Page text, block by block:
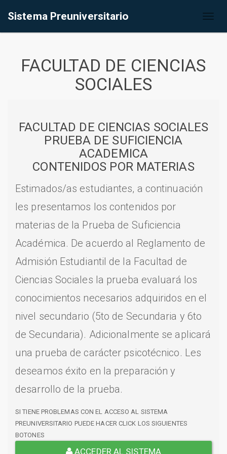
Sistema Preuniversitario
FACULTAD DE CIENCIAS
SOCIALES
FACULTAD DE CIENCIAS SOCIALES
PRUEBA DE SUFICIENCIA
ACADEMICA
CONTENIDOS POR MATERIAS
Estimados/as estudiantes, a continuación
les presentamos los contenidos por
materias de la Prueba de Suficiencia
Académica. De acuerdo al Reglamento de
Admisión Estudiantil de la Facultad de
Ciencias Sociales la prueba evaluará los
conocimientos necesarios adquiridos en el
nivel secundario (5to de Secundaria y 6to
de Secundaria). Adicionalmente se aplicará
una prueba de carácter psicotécnico. Les
deseamos éxito en la preparación y
desarrollo de la prueba.
SI TIENE PROBLEMAS CON EL ACCESO AL SISTEMA
PREUNIVERSITARIO PUEDE HACER CLICK LOS SIGUIENTES
BOTONES
ACCEDER AL SISTEMA